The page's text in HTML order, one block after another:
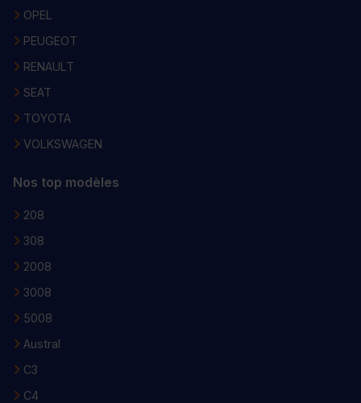
OPEL
PEUGEOT
RENAULT
SEAT
TOYOTA
VOLKSWAGEN
Nos top modèles
208
308
2008
3008
5008
Austral
C3
C4